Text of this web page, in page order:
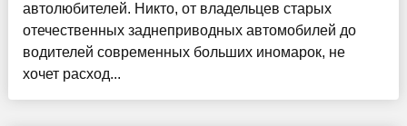
автолюбителей. Никто, от владельцев старых
отечественных заднеприводных автомобилей до
водителей современных больших иномарок, не
хочет расход...